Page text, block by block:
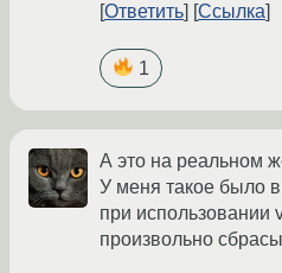
Ответить
Ссылка
1
А это на реальном
У меня такое было в
при использовании
произвольно